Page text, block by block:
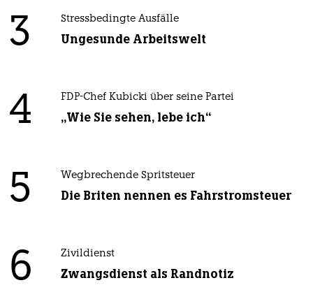
3 Stressbedingte Ausfälle
Ungesunde Arbeitswelt
4 FDP-Chef Kubicki über seine Partei
„Wie Sie sehen, lebe ich“
5 Wegbrechende Spritsteuer
Die Briten nennen es Fahrstromsteuer
6 Zivildienst
Zwangsdienst als Randnotiz